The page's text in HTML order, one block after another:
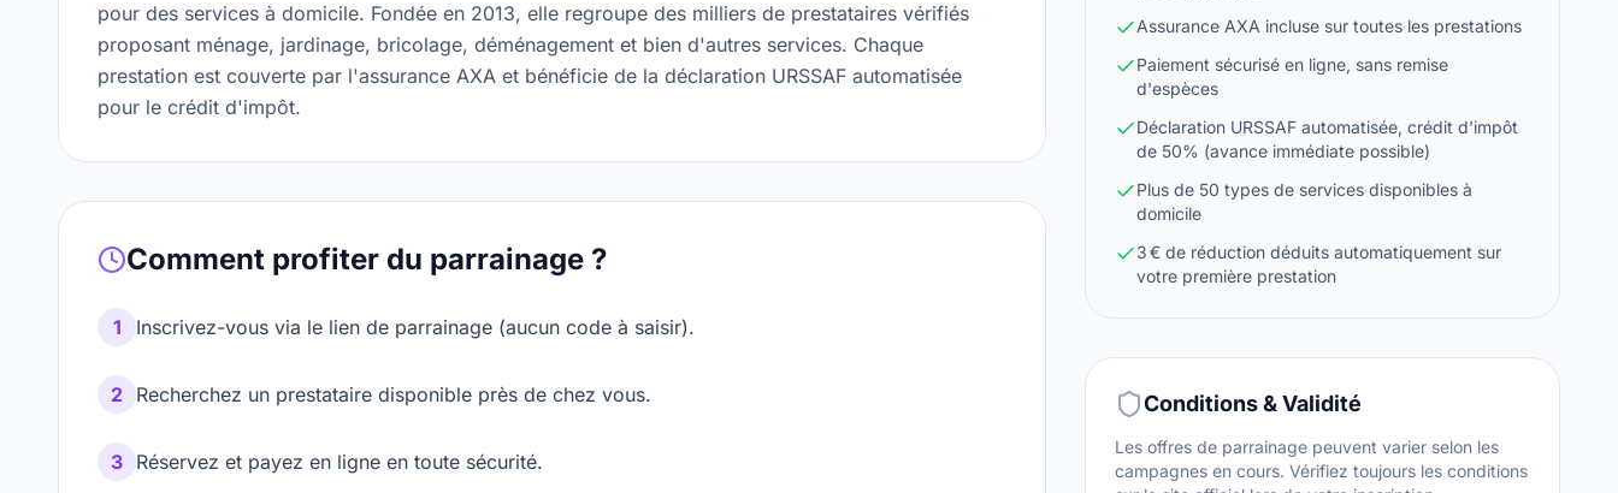
pour des services à domicile. Fondée en 2013, elle regroupe des milliers de prestataires vérifiés
proposant ménage, jardinage, bricolage, déménagement et bien d'autres services. Chaque
prestation est couverte par l'assurance AXA et bénéficie de la déclaration URSSAF automatisée
pour le crédit d'impôt.
Comment profiter du parrainage ?
1 Inscrivez-vous via le lien de parrainage (aucun code à saisir).
2 Recherchez un prestataire disponible près de chez vous.
3 Réservez et payez en ligne en toute sécurité.
Assurance AXA incluse sur toutes les prestations
Paiement sécurisé en ligne, sans remise
d'espèces
Déclaration URSSAF automatisée, crédit d'impôt
de 50% (avance immédiate possible)
Plus de 50 types de services disponibles à
domicile
3 € de réduction déduits automatiquement sur
votre première prestation
Conditions & Validité
Les offres de parrainage peuvent varier selon les
campagnes en cours. Vérifiez toujours les conditions